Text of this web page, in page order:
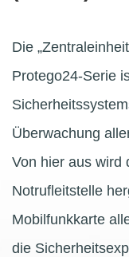
Die
Protego24-Serie
Überwachung
Von hier aus wird
Notrufleitstelle
Mobilfunkkarte
die